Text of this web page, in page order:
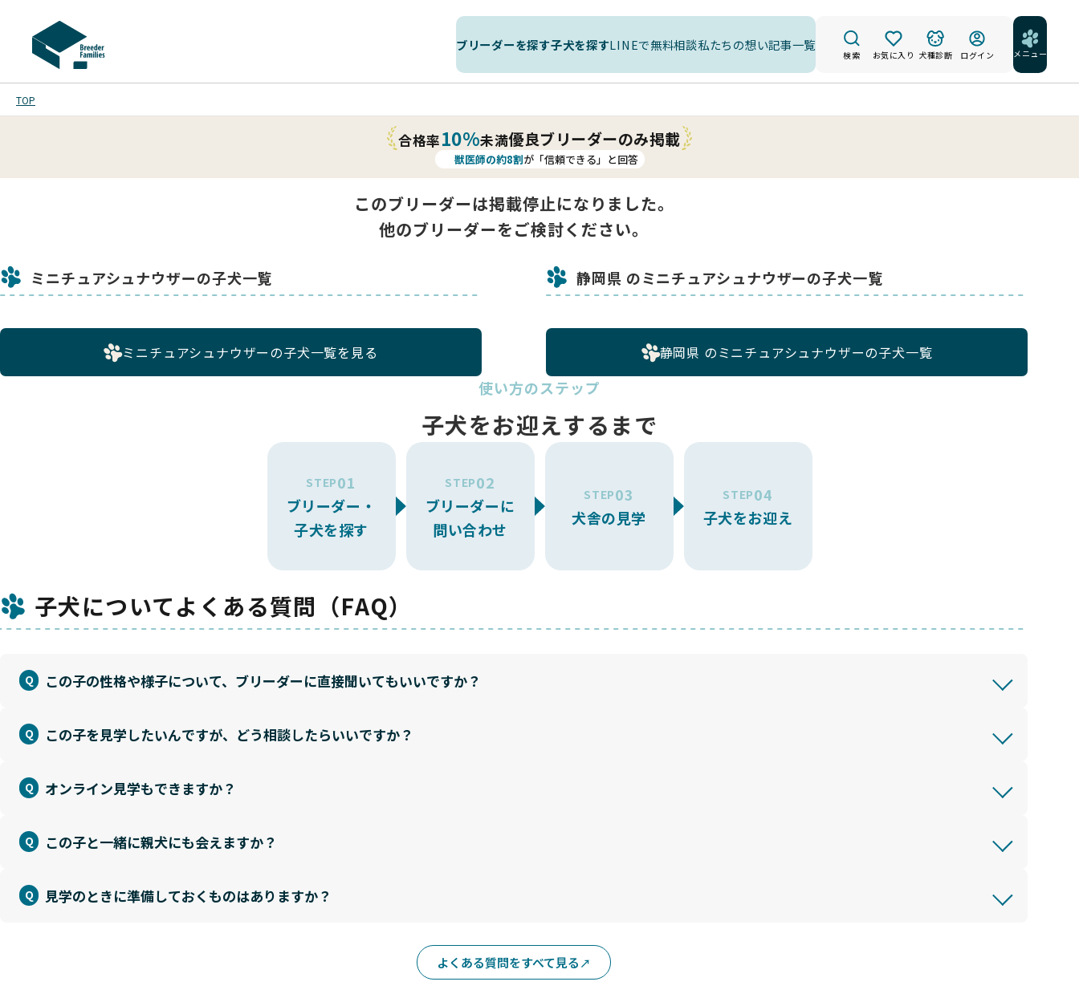
ブリーダーを探す子犬を探すLINEで無料相談私たちの想い記事一覧
検索 お気に入り 犬種診断 ログイン メニュー
TOP
合格率10%未満優良ブリーダーのみ掲載
獣医師の約8割が「信頼できる」と回答
このブリーダーは掲載停止になりました。
他のブリーダーをご検討ください。
ミニチュアシュナウザーの子犬一覧
ミニチュアシュナウザーの子犬一覧を見る
静岡県 のミニチュアシュナウザーの子犬一覧
静岡県 のミニチュアシュナウザーの子犬一覧
使い方のステップ
子犬をお迎えするまで
STEP01
ブリーダー・
子犬を探す
STEP02
ブリーダーに
問い合わせ
STEP03
犬舎の見学
STEP04
子犬をお迎え
子犬についてよくある質問（FAQ）
この子の性格や様子について、ブリーダーに直接聞いてもいいですか？
この子を見学したいんですが、どう相談したらいいですか？
オンライン見学もできますか？
この子と一緒に親犬にも会えますか？
見学のときに準備しておくものはありますか？
よくある質問をすべて見る